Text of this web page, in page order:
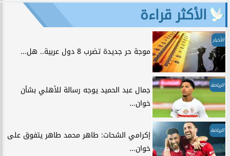
الأكثر قراءة
الأخبار
موجة حر جديدة تضرب 8 دول عربية.. هل...
الرياضة
جمال عبد الحميد يوجه رسالة للأهلي بشأن
خوان...
الرياضة
إكرامي الشحات: طاهر محمد طاهر يتفوق على
خوان...